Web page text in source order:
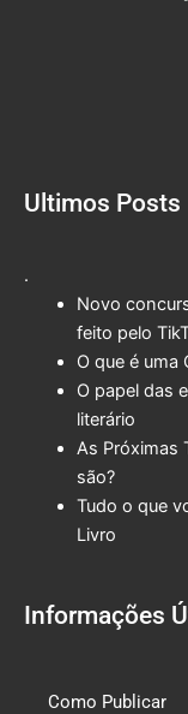
Ultimos Posts
.
Novo
feito pelo
O que é uma
O papel das
literário
As Próximas
são?
Tudo o que
Livro
Informações
Como Publicar